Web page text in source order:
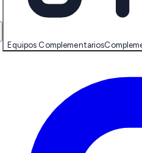
Equipos Complementarios